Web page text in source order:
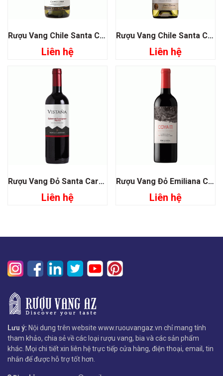
Rượu Vang Chile Santa Carolina Carolina Chardonnay
Liên hệ
Rượu Vang Chile Santa Carolina Gran Reserva Chardonnay
Liên hệ
Rượu Vang Đỏ Santa Carolina Vistana Sauvignon Merlot
Liên hệ
Rượu Vang Đỏ Emiliana Coyam
Liên hệ
Lưu ý: Nội dung trên website www.ruouvangaz.vn chỉ mang tính
tham khảo, chia sẻ về các loại rượu vang, bia và các sản phẩm
khác. Mọi chi tiết xin liên hệ trực tiếp cửa hàng, điện thoại, email, tin
nhắn để được hỗ trợ tốt hơn.